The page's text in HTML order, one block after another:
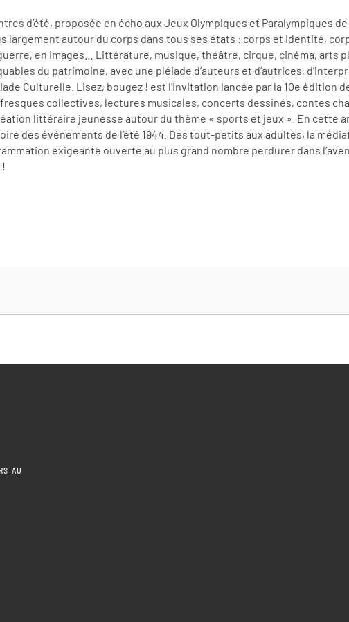
d’été, proposée en écho aux Jeux Olympiques et Paralympiques de
autour du corps dans tous ses états : corps et identité,
en images… Littérature, musique, théâtre, cirque, cinéma, arts
du patrimoine, avec une pléiade d’auteurs et d’autrices,
Culturelle. Lisez, bougez ! est l’invitation lancée par la 10e édition
collectives, lectures musicales, concerts dessinés, contes
littéraire jeunesse autour du thème « sports et jeux ». En cette
des événements de l’été 1944. Des tout-petits aux adultes, la
exigeante ouverte au plus grand nombre perdurer dans
AU